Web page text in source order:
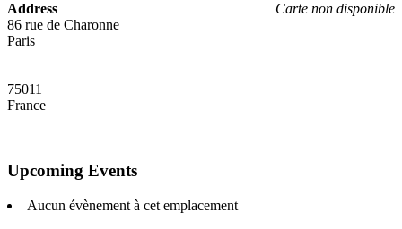
Carte non disponible
Address
86 rue de Charonne
Paris
75011
France
Upcoming Events
Aucun évènement à cet emplacement